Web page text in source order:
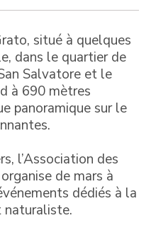
situé à quelques
dans le quartier de
Salvatore et le
à 690 mètres
panoramique sur le
l’Association des
de mars à
dédiés à la